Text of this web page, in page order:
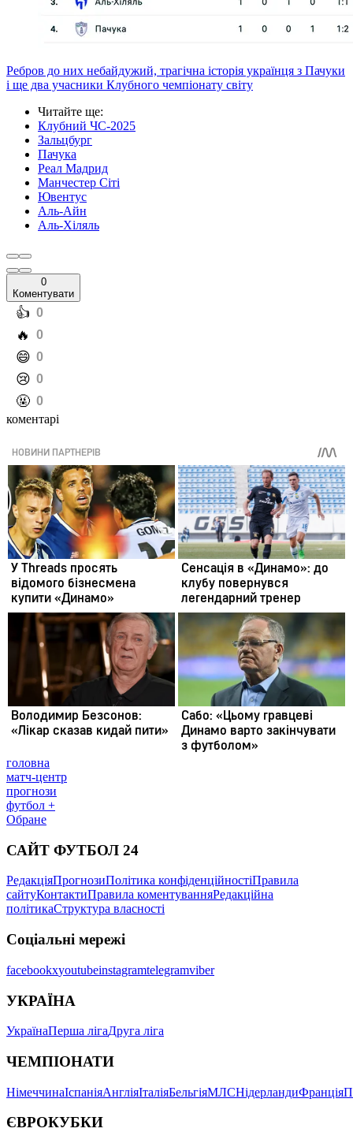
Ребров до них небайдужий, трагічна історія українця з Пачуки
і ще два учасники Клубного чемпіонату світу
Читайте ще:
Клубний ЧС-2025
Зальцбург
Пачука
Реал Мадрид
Манчестер Сіті
Ювентус
Аль-Айн
Аль-Хіляль
0
Коментувати
️👍 0
️🔥 0
️😄 0
️😢 0
️🤬 0
коментарі
головна
матч-центр
прогнози
футбол +
Обране
САЙТ ФУТБОЛ 24
РедакціяПрогнозиПолітика конфіденційностіПравила
сайтуКонтактиПравила коментуванняРедакційна
політикаСтруктура власності
Соціальні мережі
facebookxyoutubeinstagramtelegramviber
УКРАЇНА
УкраїнаПерша лігаДруга ліга
ЧЕМПІОНАТИ
НімеччинаІспаніяАнгліяІталіяБельгіяМЛСНідерландиФранція
ЄВРОКУБКИ